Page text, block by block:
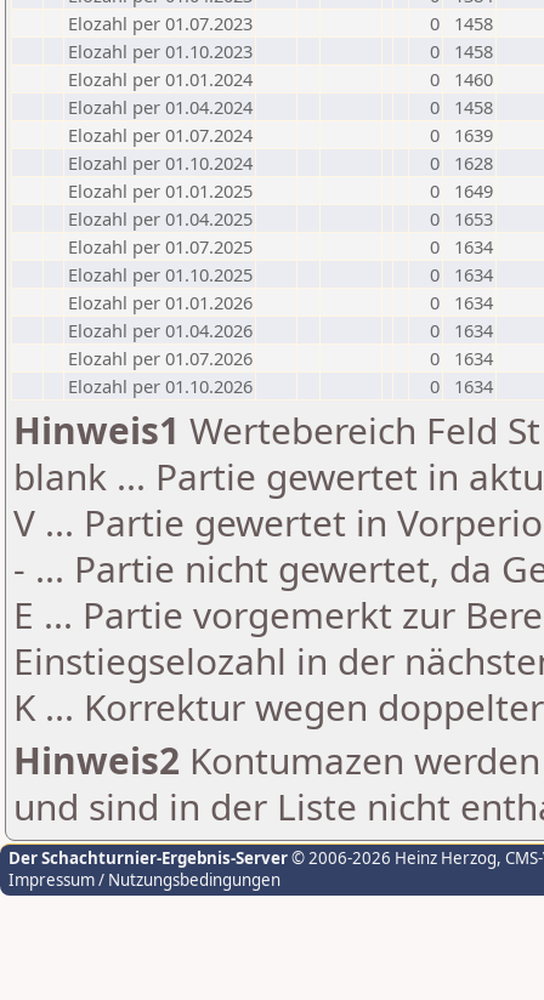
Elozahl per 01.07.2023
0
1458
Elozahl per 01.10.2023
0
1458
Elozahl per 01.01.2024
0
1460
Elozahl per 01.04.2024
0
1458
Elozahl per 01.07.2024
0
1639
Elozahl per 01.10.2024
0
1628
Elozahl per 01.01.2025
0
1649
Elozahl per 01.04.2025
0
1653
Elozahl per 01.07.2025
0
1634
Elozahl per 01.10.2025
0
1634
Elozahl per 01.01.2026
0
1634
Elozahl per 01.04.2026
0
1634
Elozahl per 01.07.2026
0
1634
Elozahl per 01.10.2026
0 1634
Hinweis1 Wertebereich Feld
blank ... Partie gewertet in
V ... Partie gewertet in
- ... Partie nicht gewertet, da
E ... Partie vorgemerkt zur
Einstiegselozahl in der
K ... Korrektur wegen
Hinweis2 Kontumazen
und sind in der Liste nicht
Der Schachturnier-Ergebnis-Server© 2006-2026 Heinz Herzog,
Impressum / Nutzungsbedingungen